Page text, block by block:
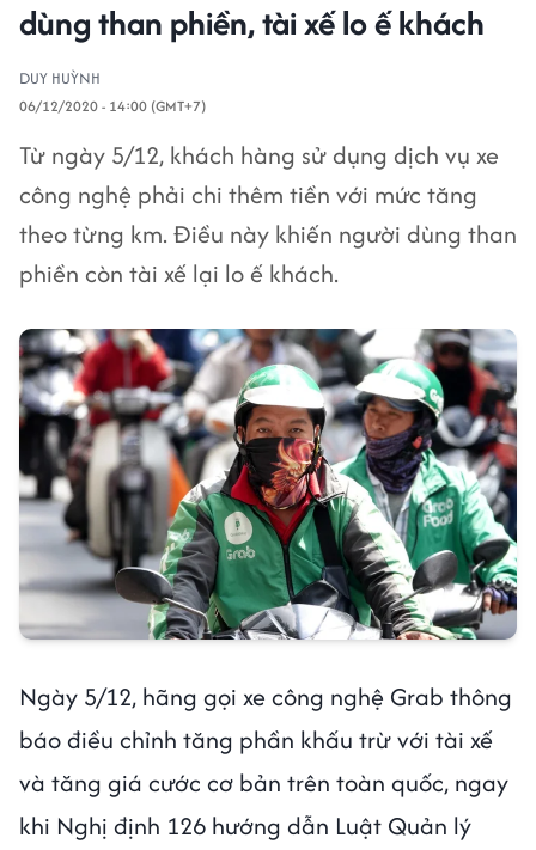
dùng than phiền, tài xế lo ế khách
DUY HUỲNH
06/12/2020 - 14:00 (GMT+7)
Từ ngày 5/12, khách hàng sử dụng dịch vụ xe
công nghệ phải chi thêm tiền với mức tăng
theo từng km. Điều này khiến người dùng than
phiền còn tài xế lại lo ế khách.
Ngày 5/12, hãng gọi xe công nghệ Grab thông
báo điều chỉnh tăng phần khấu trừ với tài xế
và tăng giá cước cơ bản trên toàn quốc, ngay
khi Nghị định 126 hướng dẫn Luật Quản lý